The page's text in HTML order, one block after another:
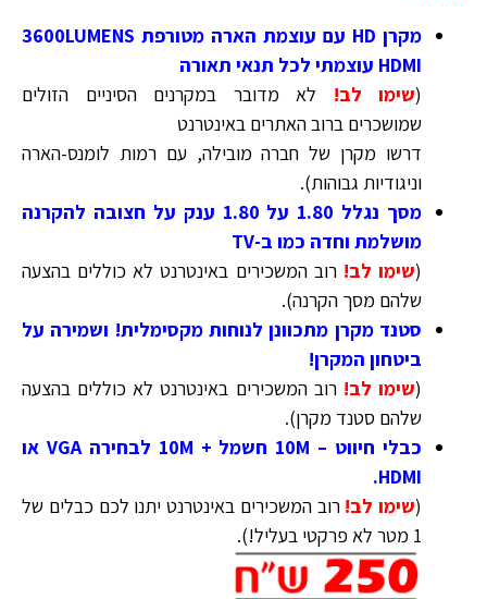
מקרן HD עם עוצמת הארה מטורפת 3600LUMENS
HDMI עוצמתי לכל תנאי תאורה
(שימו לב!
לא מדובר במקרנים הסיניים הזולים
שמושכרים ברוב האתרים באינטרנט
דרשו מקרן של חברה מובילה, עם רמות לומנס-הארה
וניגודיות גבוהות).
מסך נגלל 1.80 על 1.80 ענק על חצובה להקרנה
מושלמת וחדה כמו ב-TV
(שימו לב! רוב המשכירים באינטרנט לא כוללים בהצעה
שלהם מסך הקרנה)
.
סטנד מקרן מתכוונן לנוחות מקסימלית! ושמירה על
ביטחון המקרן!
(שימו לב! רוב המשכירים באינטרנט לא כוללים בהצעה
שלהם סטנד מקרן)
.
כבלי חיווט – 10M חשמל + 10M לבחירה VGA או
HDMI.
(שימו לב! רוב המשכירים באינטרנט יתנו לכם כבלים של
1 מטר לא פרקטי בעליל!
)
.